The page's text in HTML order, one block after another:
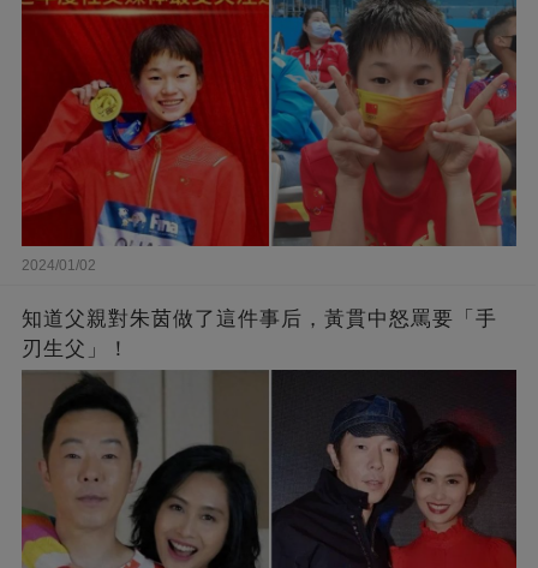
2024/01/02
知道父親對朱茵做了這件事后，黃貫中怒罵要「手
刃生父」！